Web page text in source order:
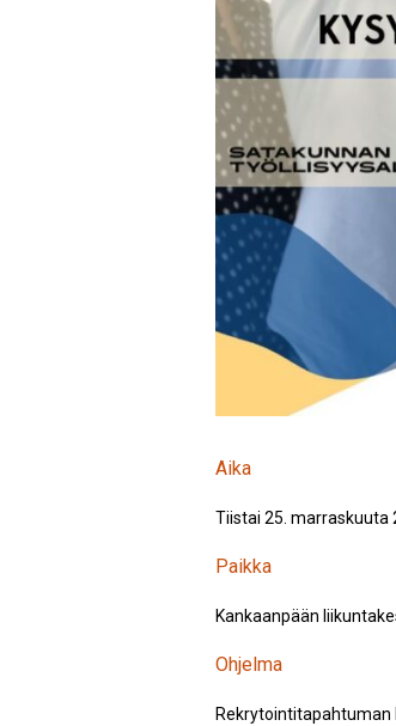
Aika
Tiistai 25. marraskuuta
Paikka
Kankaanpään
Ohjelma
Rekrytointitapahtuman